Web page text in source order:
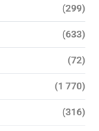
(299)
(633)
(72)
(1 770)
(316)